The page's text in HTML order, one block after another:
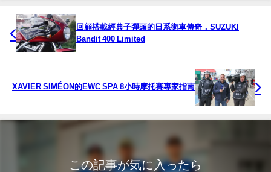
回顧搭載經典子彈頭的日系街車傳奇，SUZUKI
Bandit 400 Limited
XAVIER SIMÉON的EWC SPA 8小時摩托賽專家指南
この記事が気に入ったら